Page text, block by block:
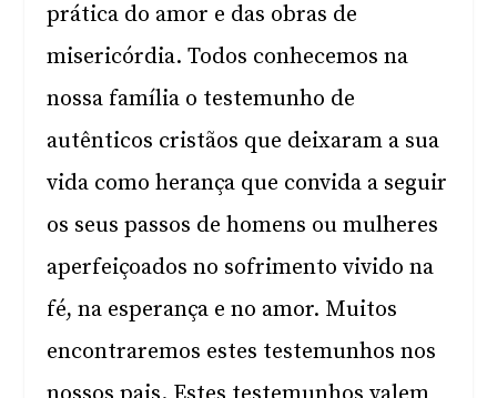
prática do amor e das obras de
misericórdia. Todos conhecemos na
nossa família o testemunho de
autênticos cristãos que deixaram a sua
vida como herança que convida a seguir
os seus passos de homens ou mulheres
aperfeiçoados no sofrimento vivido na
fé, na esperança e no amor. Muitos
encontraremos estes testemunhos nos